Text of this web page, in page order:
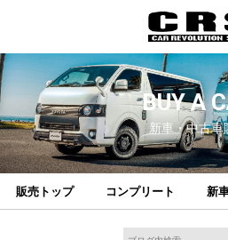
BUY A
新車・中古車
販売トップ コンプリート 新